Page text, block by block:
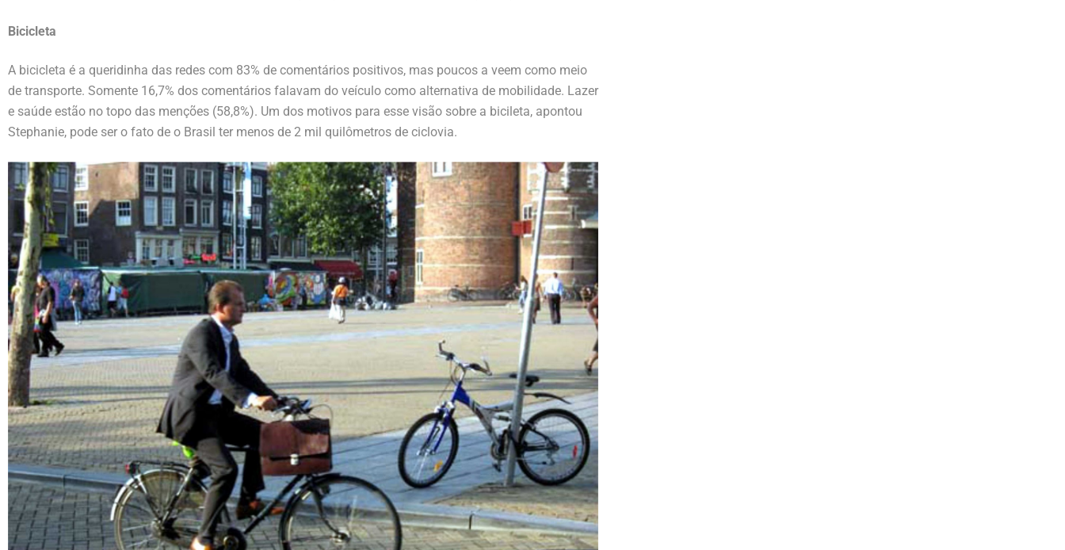
Bicicleta
A bicicleta é a queridinha das redes com 83% de comentários positivos, mas poucos a veem como meio
de transporte. Somente 16,7% dos comentários falavam do veículo como alternativa de mobilidade. Lazer
e saúde estão no topo das menções (58,8%). Um dos motivos para esse visão sobre a bicileta, apontou
Stephanie, pode ser o fato de o Brasil ter menos de 2 mil quilômetros de ciclovia.